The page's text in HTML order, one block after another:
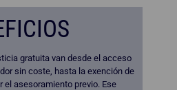
gratuita van desde el acceso
sin coste, hasta la exención de
el asesoramiento previo. Ese